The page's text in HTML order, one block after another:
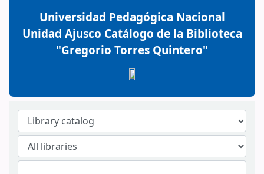
Universidad Pedagógica Nacional
Unidad Ajusco Catálogo de la Biblioteca
"Gregorio Torres Quintero"